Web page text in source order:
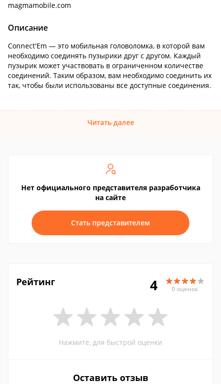
magmamobile.com
Описание
Connect'Em — это мобильная головоломка, в которой вам
необходимо соединять пузырики друг с другом. Каждый
пузырик может участвовать в ограниченном количестве
соединений. Таким образом, вам необходимо соединить их
так, чтобы были использованы все доступные соединения.
Читать далее
Нет официального представителя разработчика
на сайте
Стать представителем
Рейтинг 4 0 оценок
Нажмите, для быстрой оценки
Оставить отзыв